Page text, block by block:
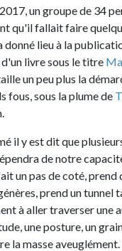
de 34
faire quelque chose.
à la publication d'un
sous le titreManifeste
plus la démarche et le
la plume deThanh
dit que plusieurs
notre capacité à faire
de coté, prend des
un tunnel tandis
traverser une
un grain de
aveuglément.